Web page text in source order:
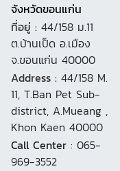
จังหวัดขอนแก่น
ที่อยู่ : 44/158 ม.11
ต.บ้านเป็ด อ.เมือง
จ.ขอนแก่น 40000
Address : 44/158 M.
11, T.Ban Pet Sub-
district, A.Mueang ,
Khon Kaen 40000
Call Center : 065-
969-3552